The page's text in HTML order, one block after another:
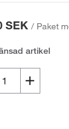
SEK / Paket
artikel